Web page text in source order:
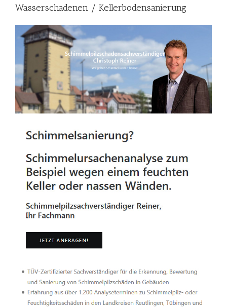
Wasserschadenen / Kellerbodensanierung